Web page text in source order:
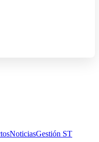
NoticiasGestión ST